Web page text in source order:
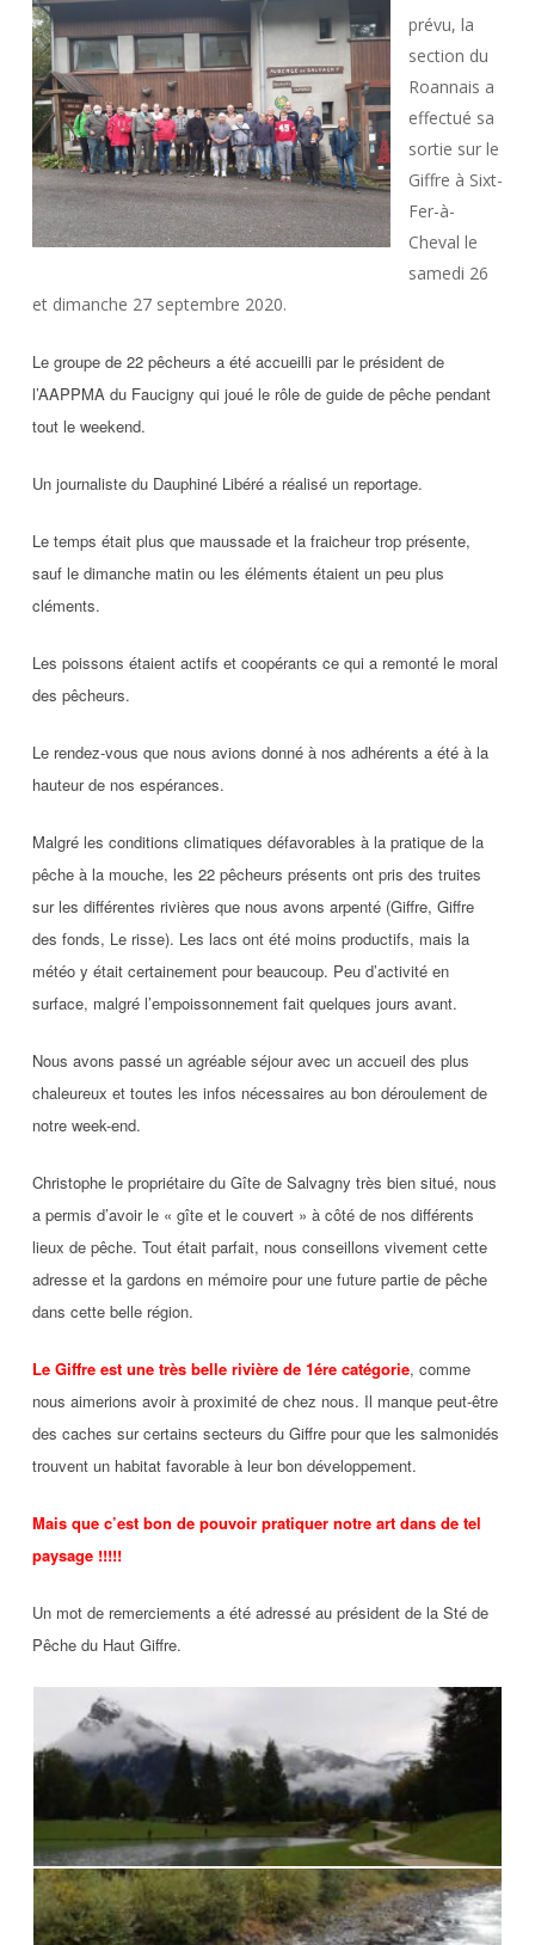
prévu, la
section du
Roannais a
effectué sa
sortie sur le
Giffre à Sixt-
Fer-à-
Cheval le
samedi 26
et dimanche 27 septembre 2020.
Le groupe de 22 pêcheurs a été accueilli par le président de
l’AAPPMA du Faucigny qui joué le rôle de guide de pêche pendant
tout le weekend.
Un journaliste du Dauphiné Libéré a réalisé un reportage.
Le temps était plus que maussade et la fraicheur trop présente,
sauf le dimanche matin ou les éléments étaient un peu plus
cléments.
Les poissons étaient actifs et coopérants ce qui a remonté le moral
des pêcheurs.
Le rendez-vous que nous avions donné à nos adhérents a été à la
hauteur de nos espérances.
Malgré les conditions climatiques défavorables à la pratique de la
pêche à la mouche, les 22 pêcheurs présents ont pris des truites
sur les différentes rivières que nous avons arpenté (Giffre, Giffre
des fonds, Le risse). Les lacs ont été moins productifs, mais la
météo y était certainement pour beaucoup. Peu d’activité en
surface, malgré l’empoissonnement fait quelques jours avant.
Nous avons passé un agréable séjour avec un accueil des plus
chaleureux et toutes les infos nécessaires au bon déroulement de
notre week-end.
Christophe le propriétaire du Gîte de Salvagny très bien situé, nous
a permis d’avoir le « gîte et le couvert » à côté de nos différents
lieux de pêche. Tout était parfait, nous conseillons vivement cette
adresse et la gardons en mémoire pour une future partie de pêche
dans cette belle région.
Le Giffre est une très belle rivière de 1ére catégorie, comme
nous aimerions avoir à proximité de chez nous. Il manque peut-être
des caches sur certains secteurs du Giffre pour que les salmonidés
trouvent un habitat favorable à leur bon développement.
Mais que c’est bon de pouvoir pratiquer notre art dans de tel
paysage !!!!!
Un mot de remerciements a été adressé au président de la Sté de
Pêche du Haut Giffre.